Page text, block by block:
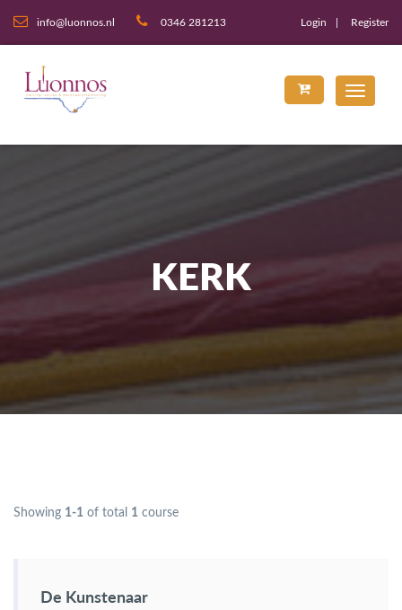
info@luonnos.nl 0346 281213 Login Register
KERK
Showing 1-1 of total 1 course
De Kunstenaar